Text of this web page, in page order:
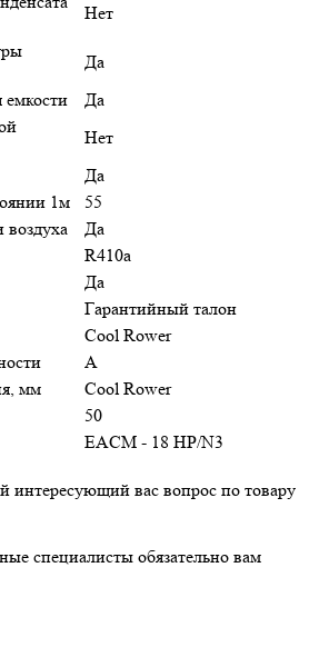
Нет
Да
Да
Нет
Да
1м
55
Да
R410a
Да
Гарантийный талон
Cool Rower
A
мм
Cool Rower
50
EACM - 18 НP/N3
интересующий вас вопрос по товару
специалисты обязательно вам